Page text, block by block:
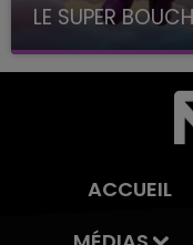
LE SUPER
avec La Famille
ACCUEIL